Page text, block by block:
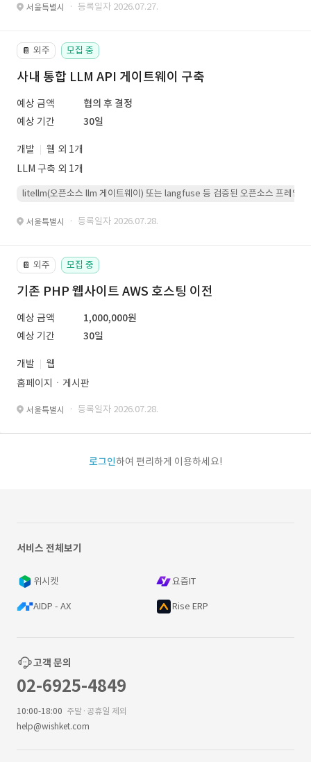
서울특별시 · 등록일자 2026.07.27.
📔 외주 모집 중
사내 통합 LLM API 게이트웨이 구축
예상 금액
협의 후 결정
예상 기간
30일
개발
웹 외 1개
LLM 구축 외 1개
litellm(오픈소스 llm 게이트웨이) 또는 langfuse 등 검증된 오픈소스 프레임워
서울특별시 · 등록일자 2026.07.28.
📔 외주 모집 중
기존 PHP 웹사이트 AWS 호스팅 이전
예상 금액
1,000,000원
예상 기간
30일
개발
웹
홈페이지ㆍ게시판
서울특별시 · 등록일자 2026.07.28.
로그인하여 편리하게 이용하세요!
서비스 전체보기
위시켓 요즘IT
AIDP - AX Rise ERP
고객 문의
02-6925-4849
10:00-18:00 주말·공휴일 제외
help@wishket.com